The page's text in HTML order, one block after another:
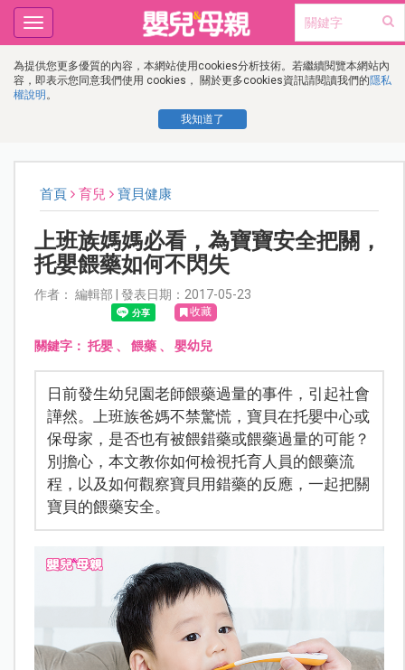
為提供您更多優質的內容，本網站使用cookies分析技術。若繼續閱覽本網站內
容，即表示您同意我們使用 cookies， 關於更多cookies資訊請閱讀我們的隱私
權說明 。
我知道了
Toggle
navigation
首頁 育兒 寶貝健康
上班族媽媽必看，為寶寶安全把關，
托嬰餵藥如何不閃失
作者： 編輯部 | 發表日期：2017-05-23
收藏
關鍵字： 托嬰、 餵藥、 嬰幼兒
日前發生幼兒園老師餵藥過量的事件，引起社會
譁然。上班族爸媽不禁驚慌，寶貝在托嬰中心或
保母家，是否也有被餵錯藥或餵藥過量的可能？
別擔心，本文教你如何檢視托育人員的餵藥流
程，以及如何觀察寶貝用錯藥的反應，一起把關
寶貝的餵藥安全。